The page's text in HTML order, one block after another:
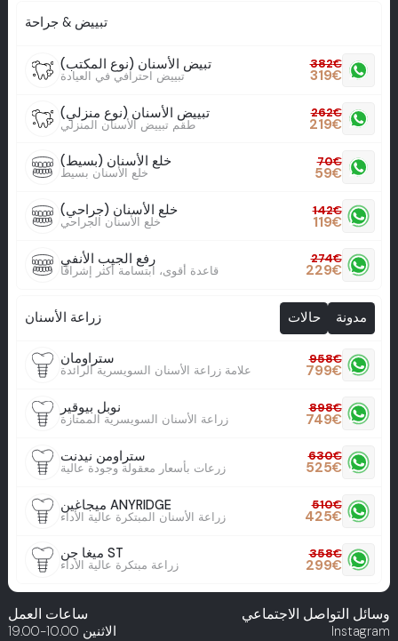
تبييض & جراحة
تبيض الأسنان (نوع المكتب)
تبييض احترافي في العيادة
382€
319€
تبييض الأسنان (نوع منزلي)
طقم تبييض الأسنان المنزلي
262€
219€
خلع الأسنان (بسيط)
خلع الأسنان بسيط
70€
59€
خلع الأسنان (جراحي)
خلع الأسنان الجراحي
142€
119€
رفع الجيب الأنفي
قاعدة أقوى، ابتسامة أكثر إشراقًا
274€
229€
زراعة الأسنان حالات مدونة
ستراومان
علامة زراعة الأسنان السويسرية الرائدة
958€
799€
نوبل بيوقير
زراعة الأسنان السويسرية الممتازة
898€
749€
ستراومن نيدنت
زرعات بأسعار معقولة وجودة عالية
630€
525€
ميجاغين ANYRIDGE
زراعة الأسنان المبتكرة عالية الأداء
510€
425€
ميغا جن ST
زراعة مبتكرة عالية الأداء
358€
299€
ساعات العمل
الاثنين
وسائل التواصل الاجتماعي
Instagram